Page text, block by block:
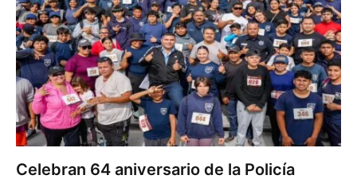
Celebran 64 aniversario de la Policía